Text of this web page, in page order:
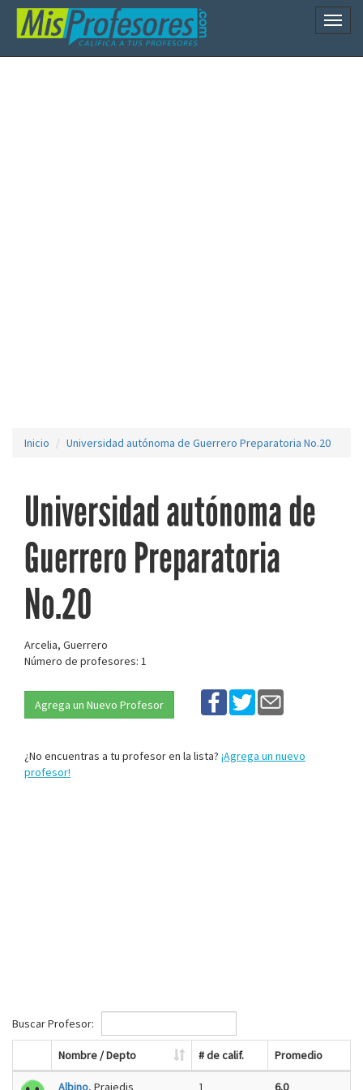
Inicio Universidad autónoma de Guerrero Preparatoria No.20
Universidad autónoma de
Guerrero Preparatoria
No.20
Arcelia, Guerrero
Número de profesores: 1
Agrega un Nuevo Profesor
¿No encuentras a tu profesor en la lista? ¡Agrega un nuevo
profesor!
Buscar Profesor:
Nombre / Depto # de calif. Promedio
Albino, Prajedis 1 6.0